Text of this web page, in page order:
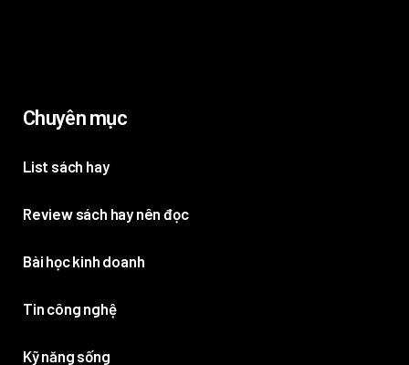
Chuyên mục
List sách hay
Review sách hay nên đọc
Bài học kinh doanh
Tin công nghệ
Kỹ năng sống